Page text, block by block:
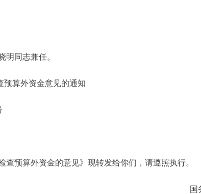
同志兼任。
预算外资金意见的通知
预算外资金的意见》现转发给你们，请遵照执行。
国务